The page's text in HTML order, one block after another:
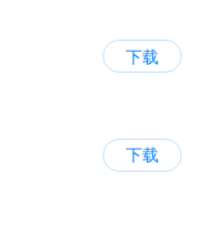
下载
下载